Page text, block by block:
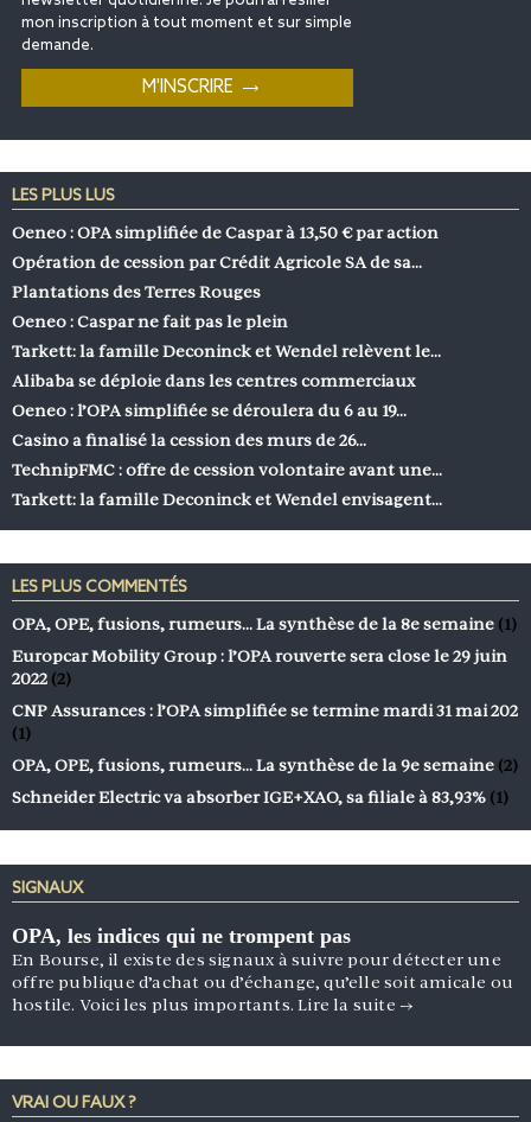
mon inscription à tout moment et sur simple
demande.
LES PLUS LUS
Oeneo : OPA simplifiée de Caspar à 13,50 € par action
Opération de cession par Crédit Agricole SA de sa…
Plantations des Terres Rouges
Oeneo : Caspar ne fait pas le plein
Tarkett: la famille Deconinck et Wendel relèvent le…
Alibaba se déploie dans les centres commerciaux
Oeneo : l’OPA simplifiée se déroulera du 6 au 19…
Casino a finalisé la cession des murs de 26…
TechnipFMC : offre de cession volontaire avant une…
Tarkett: la famille Deconinck et Wendel envisagent…
LES PLUS COMMENTÉS
OPA, OPE, fusions, rumeurs… La synthèse de la 8e semaine (1)
Europcar Mobility Group : l’OPA rouverte sera close le 29 juin
2022 (2)
CNP Assurances : l’OPA simplifiée se termine mardi 31 mai 202
(1)
OPA, OPE, fusions, rumeurs… La synthèse de la 9e semaine (2)
Schneider Electric va absorber IGE+XAO, sa filiale à 83,93% (1)
SIGNAUX
OPA, les indices qui ne trompent pas
En Bourse, il existe des signaux à suivre pour détecter une
offre publique d’achat ou d’échange, qu’elle soit amicale ou
hostile. Voici les plus importants.Lire la suite →
VRAI OU FAUX ?